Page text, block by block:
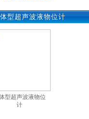
型超声波液物位计
型超声波液物位
计